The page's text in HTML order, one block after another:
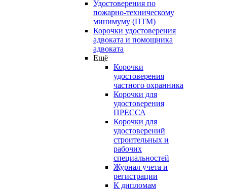
Удостоверения по
пожарно-техническому
минимуму (ПТМ)
Корочки удостоверения
адвоката и помощника
адвоката
Ещё
Корочки
удостоверения
частного охранника
Корочки для
удостоверения
ПРЕССА
Корочки для
удостоверений
строительных и
рабочих
специальностей
Журнал учета и
регистрации
К дипломам